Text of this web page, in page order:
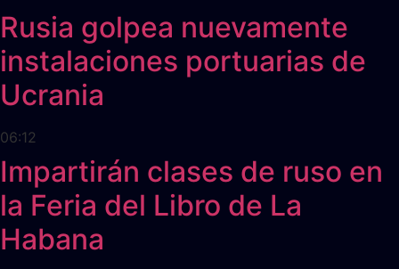
Rusia golpea nuevamente
instalaciones portuarias de
Ucrania
06:12
Impartirán clases de ruso en
la Feria del Libro de La
Habana